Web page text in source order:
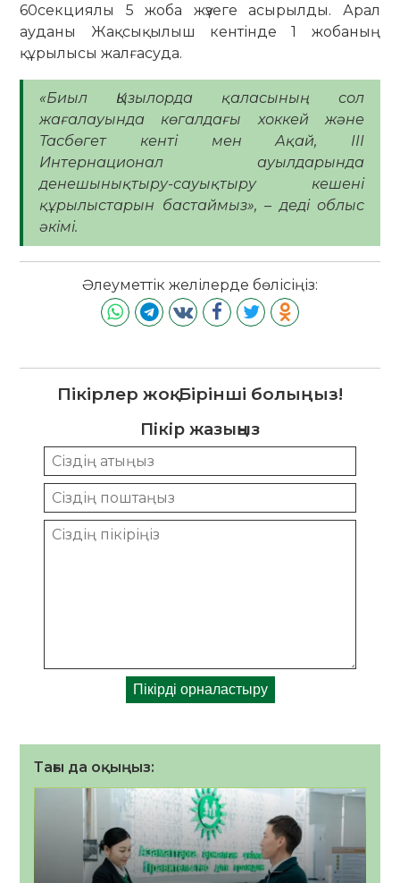
60секциялы 5 жоба жүзеге асырылды. Арал
ауданы Жақсықылыш кентінде 1 жобаның
құрылысы жалғасуда.
«Биыл Қызылорда қаласының сол
жағалауында көгалдағы хоккей және
Тасбөгет кенті мен Ақай, III
Интернационал ауылдарында
денешынықтыру-сауықтыру кешені
құрылыстарын бастаймыз», – деді облыс
әкімі.
Әлеуметтік желілерде бөлісіңіз:
Пікірлер жоқ. Бірінші болыңыз!
Пікір жазыңыз
Тағы да оқыңыз: